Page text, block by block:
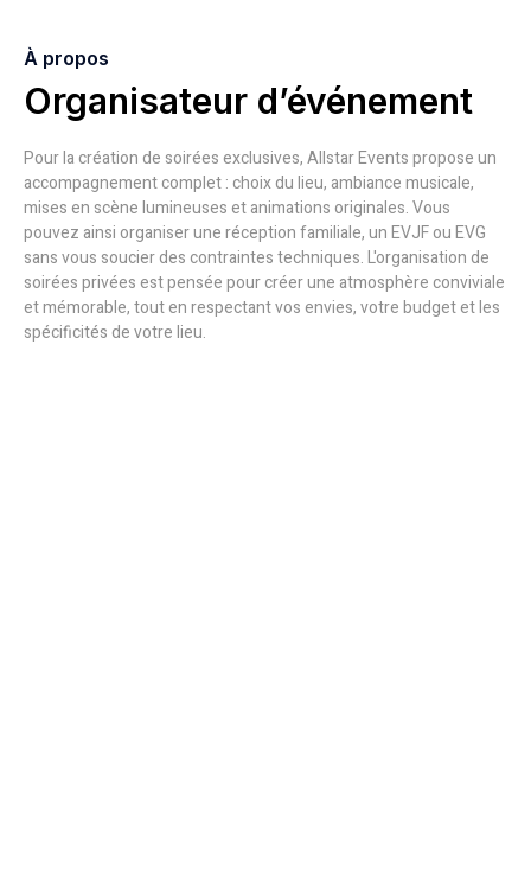
À propos
Organisateur d’événement
Pour la création de soirées exclusives, Allstar Events propose un
accompagnement complet : choix du lieu, ambiance musicale,
mises en scène lumineuses et animations originales. Vous
pouvez ainsi organiser une réception familiale, un EVJF ou EVG
sans vous soucier des contraintes techniques. L'organisation de
soirées privées est pensée pour créer une atmosphère conviviale
et mémorable, tout en respectant vos envies, votre budget et les
spécificités de votre lieu.